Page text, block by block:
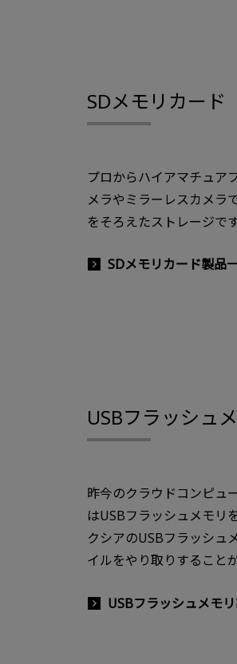
SDメモリカード
プロからハイアマチュア
メラやミラーレスカメラ
をそろえたストレージです
SDメモリカード製品
USBフラッシュ
昨今のクラウドコンピュ
はUSBフラッシュメモリ
クシアのUSBフラッシュ
イルをやり取りすること
USBフラッシュメモ